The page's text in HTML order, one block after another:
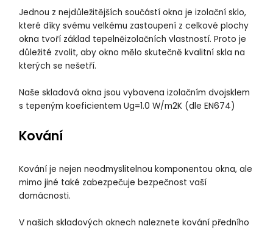
Jednou z nejdůležitějších součástí okna je izolační sklo,
které díky svému velkému zastoupení z celkové plochy
okna tvoří základ tepelněizolačních vlastností. Proto je
důležité zvolit, aby okno mělo skutečně kvalitní skla na
kterých se nešetří.
Naše skladová okna jsou vybavena izolačním dvojsklem
s tepeným koeficientem Ug=1.0 W/m2K (dle EN674)
Kování
Kování je nejen neodmyslitelnou komponentou okna, ale
mimo jiné také zabezpečuje bezpečnost vaší
domácnosti.
V našich skladových oknech naleznete kování předního